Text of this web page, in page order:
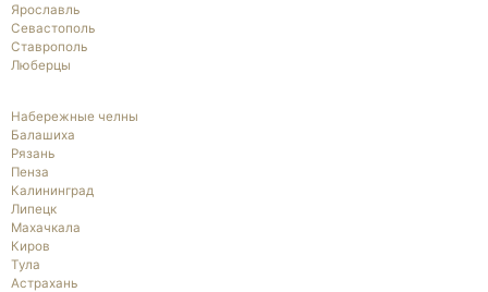
Ярославль
Севастополь
Ставрополь
Люберцы
Набережные челны
Балашиха
Рязань
Пенза
Калининград
Липецк
Махачкала
Киров
Тула
Астрахань